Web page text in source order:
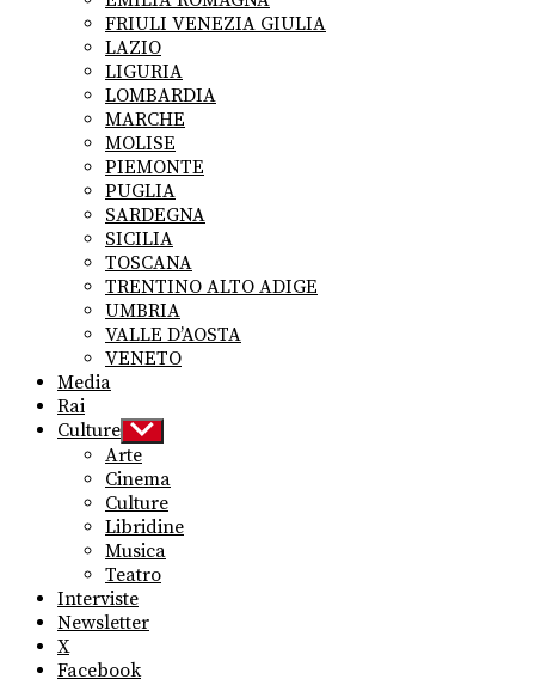
FRIULI VENEZIA GIULIA
LAZIO
LIGURIA
LOMBARDIA
MARCHE
MOLISE
PIEMONTE
PUGLIA
SARDEGNA
SICILIA
TOSCANA
TRENTINO ALTO ADIGE
UMBRIA
VALLE D’AOSTA
VENETO
Media
Rai
Culture Show
sub
menu
Arte
Cinema
Culture
Libridine
Musica
Teatro
Interviste
Newsletter
X
Facebook